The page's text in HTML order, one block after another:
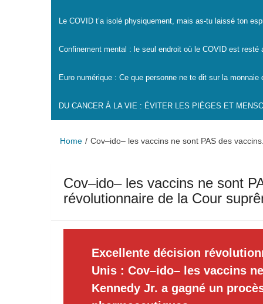
Le COVID t’a isolé physiquement, mais as-tu laissé ton
Confinement mental : le seul endroit où le COVID est resté
Euro numérique : Ce que personne ne te dit sur la monnaie
DU CANCER À LA VIE : ÉVITER LES PIÈGES ET
Home Cov–ido– les vaccins ne sont PAS des
Cov–ido– les vaccins ne sont
révolutionnaire de la Cour
Excellente décision
Unis : Cov–ido– les vaccins
Kennedy Jr. a gagné un